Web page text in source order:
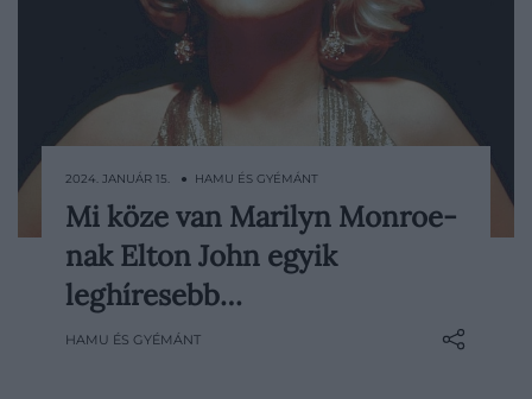
Nem túlzás azt állítani, hogy Elton John
Candle In The Wind című dala, a
poptörténelem egyik legmegrázóbb
balladája. De vajon tényleg Marilyn
Monroe-ról szól a dal? Egy interjúban a dal
2024. JANUÁR 15. ● HAMU ÉS GYÉMÁNT
Mi köze van Marilyn Monroe-
nak Elton John egyik
leghíresebb…
HAMU ÉS GYÉMÁNT